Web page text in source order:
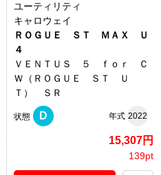
ユーティリティ
キャロウェイ
ＲＯＧＵＥ ＳＴ ＭＡＸ Ｕ
４
ＶＥＮＴＵＳ ５ ｆｏｒ Ｃ
Ｗ（ＲＯＧＵＥ ＳＴ Ｕ
Ｔ） ＳＲ
状態 D 年式 2022
15,307円
139pt